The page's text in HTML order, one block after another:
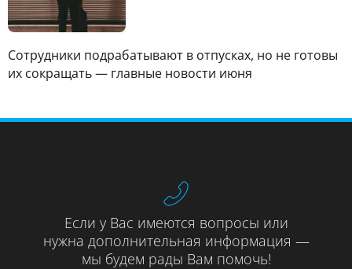
Сотрудники подрабатывают в отпусках, но не готовы
их сокращать — главные новости июня
Если у Вас имеются вопросы или
нужна дополнительная информация —
мы будем рады Вам помочь!